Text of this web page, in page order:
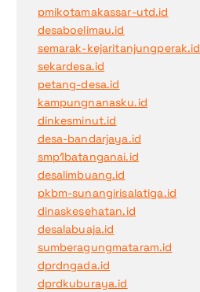
pmikotamakassar-utd.id
desaboelimau.id
semarak-kejaritanjungperak.id
sekardesa.id
petang-desa.id
kampungnanasku.id
dinkesminut.id
desa-bandarjaya.id
smp1batanganai.id
desalimbuang.id
pkbm-sunangirisalatiga.id
dinaskesehatan.id
desalabuaja.id
sumberagungmataram.id
dprdngada.id
dprdkuburaya.id